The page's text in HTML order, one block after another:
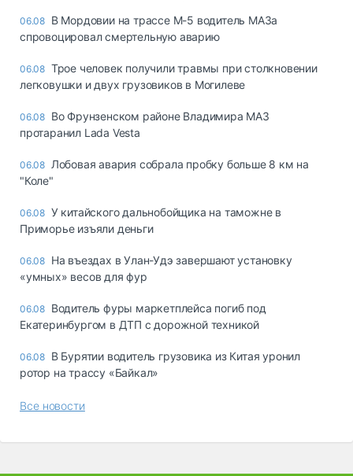
06.08 В Мордовии на трассе М-5 водитель МАЗа
спровоцировал смертельную аварию
06.08 Трое человек получили травмы при столкновении
легковушки и двух грузовиков в Могилеве
06.08 Во Фрунзенском районе Владимира МАЗ
протаранил Lada Vesta
06.08 Лобовая авария собрала пробку больше 8 км на
"Коле"
06.08 У китайского дальнобойщика на таможне в
Приморье изъяли деньги
06.08 Ha въeздax в Улaн-Удэ зaвepшaют ycтaнoвкy
«yмныx» вecoв для фyp
06.08 Водитель фуры маркетплейса погиб под
Екатеринбургом в ДТП с дорожной техникой
06.08 В Бурятии водитель грузовика из Китая уронил
ротор на трассу «Байкал»
Все новости